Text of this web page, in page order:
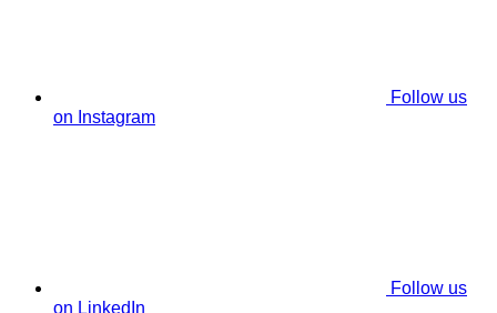
Follow us
on Instagram
Follow us
on LinkedIn